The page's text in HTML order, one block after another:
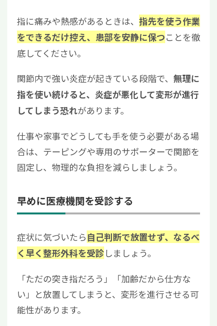
指に痛みや熱感があるときは、 指先を使う作業
をできるだけ控え、患部を安静に保つことを徹
底してください。
関節内で強い炎症が起きている段階で、 無理に
指を使い続けると、炎症が悪化して変形が進行
してしまう恐れがあります。
仕事や家事でどうしても手を使う必要がある場
合は、テーピングや専用のサポーターで関節を
固定し、物理的な負担を減らしましょう。
早めに医療機関を受診する
症状に気づいたら自己判断で放置せず、なるべ
く早く整形外科を受診しましょう。
「ただの突き指だろう」「加齢だから仕方な
い」と放置してしまうと、変形を進行させる可
能性があります。